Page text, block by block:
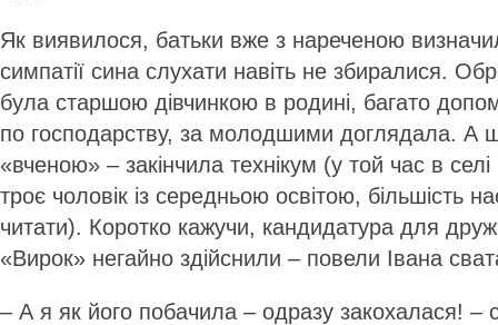
Як виявилося, батьки вже з нареченою
симпатії сина слухати навіть не збиралися.
була старшою дівчинкою в родині, багато
по господарству, за молодшими доглядала. А
«вченою» – закінчила технікум (у той час в
троє чоловік із середньою освітою, більшість
читати). Коротко кажучи, кандидатура для
«Вирок» негайно здійснили – повели Івана
– А я як його побачила – одразу закохалася! –